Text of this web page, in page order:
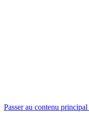
Passer au contenu principal